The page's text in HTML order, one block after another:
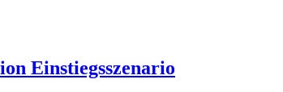
Einstiegsszenario